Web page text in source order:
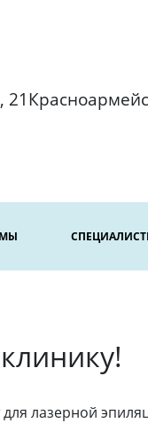
21
лазерной